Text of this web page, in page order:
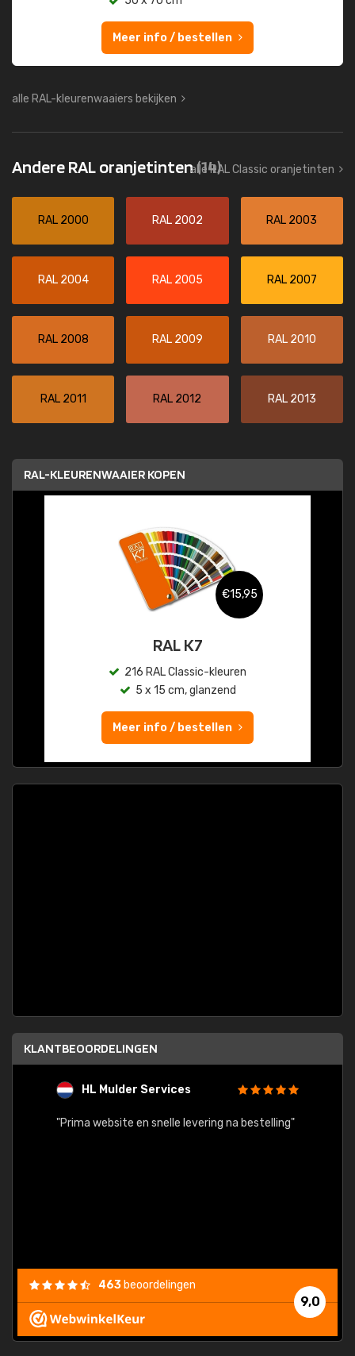
Meer info / bestellen
alle RAL-kleurenwaaiers bekijken
Andere RAL oranjetinten(14)
alle RAL Classic oranjetinten
RAL 2000 RAL 2002 RAL 2003
RAL 2004 RAL 2005 RAL 2007
RAL 2008 RAL 2009 RAL 2010
RAL 2011 RAL 2012 RAL 2013
RAL-KLEURENWAAIER KOPEN
€15,95
RAL K7
216 RAL Classic-kleuren
5 x 15 cm, glanzend
Meer info / bestellen
KLANTBEOORDELINGEN
HL Mulder Services
"Prima website en snelle levering na bestelling"
9,0
463 beoordelingen